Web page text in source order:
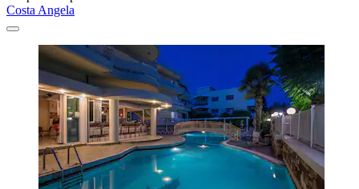
Costa Angela